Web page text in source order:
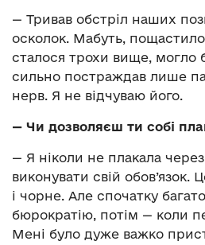
— Тривав обстріл наших
осколок. Мабуть,
сталося трохи вище, могло
сильно постраждав лише
нерв. Я не відчуваю його.
— Чи дозволяєш ти собі
— Я ніколи не плакала
виконувати свій обов’язок.
і чорне. Але спочатку
бюрократію, потім — коли
Мені було дуже важко